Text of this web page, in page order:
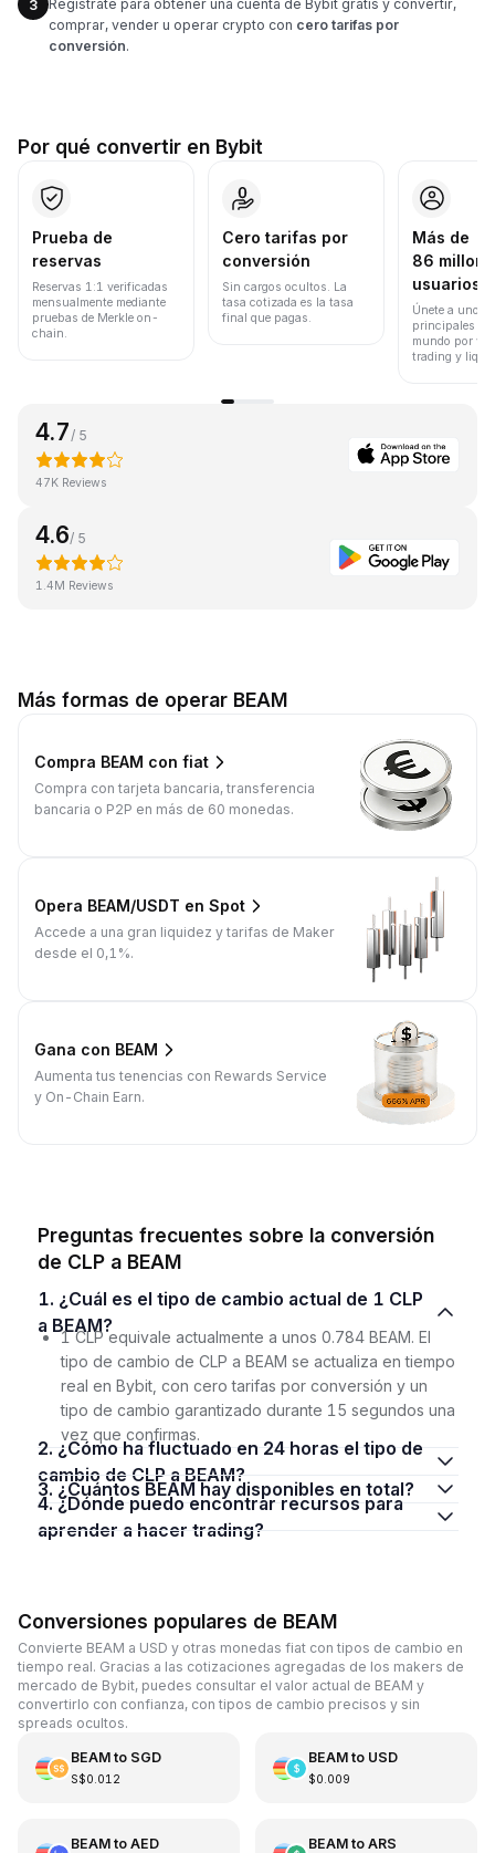
3
Regístrate para obtener una cuenta de Bybit gratis y convertir,
comprar, vender u operar crypto con cero tarifas por
conversión.
Por qué convertir en Bybit
Prueba de
reservas
Reservas 1:1 verificadas
mensualmente mediante
pruebas de Merkle on-
chain.
Cero tarifas por
conversión
Sin cargos ocultos. La
tasa cotizada es la tasa
final que pagas.
Más de
86
usuarios
Únete a uno
principales
mundo por
trading y
4.7 / 5
47K Reviews
4.6/ 5
1.4M Reviews
Más formas de operar BEAM
Compra BEAM con fiat
Compra con tarjeta bancaria, transferencia
bancaria o P2P en más de 60 monedas.
Opera BEAM/USDT en Spot
Accede a una gran liquidez y tarifas de Maker
desde el 0,1%.
Gana con BEAM
Aumenta tus tenencias con Rewards Service
y On-Chain Earn.
Preguntas frecuentes sobre la conversión
de CLP a BEAM
1. ¿Cuál es el tipo de cambio actual de 1 CLP
a BEAM?
1 CLP equivale actualmente a unos 0.784 BEAM. El
tipo de cambio de CLP a BEAM se actualiza en tiempo
real en Bybit, con cero tarifas por conversión y un
tipo de cambio garantizado durante 15 segundos una
vez que confirmas.
2. ¿Cómo ha fluctuado en 24 horas el tipo de
cambio de CLP a BEAM?
3. ¿Cuántos BEAM hay disponibles en total?
4. ¿Dónde puedo encontrar recursos para
aprender a hacer trading?
Conversiones populares de BEAM
Convierte BEAM a USD y otras monedas fiat con tipos de cambio en
tiempo real. Gracias a las cotizaciones agregadas de los makers de
mercado de Bybit, puedes consultar el valor actual de BEAM y
convertirlo con confianza, con tipos de cambio precisos y sin
spreads ocultos.
BEAMto SGD
S$0.012
BEAMto USD
$0.009
BEAMto AED BEAMto ARS